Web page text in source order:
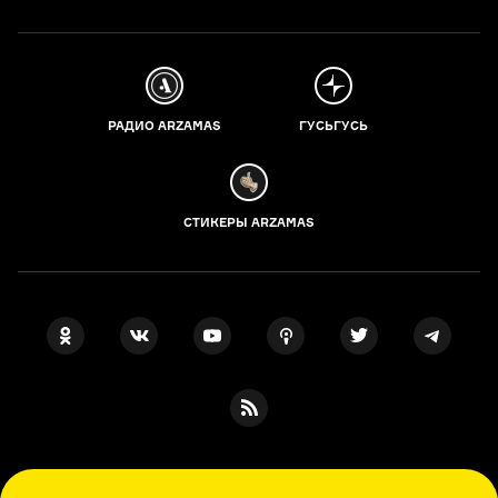
РАДИО ARZAMAS ГУСЬГУСЬ
СТИКЕРЫ ARZAMAS